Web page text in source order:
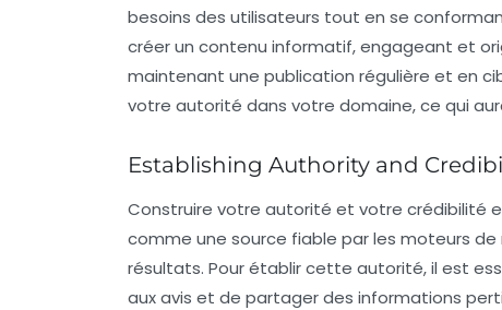
besoins des utilisateurs tout en se
créer un contenu informatif, engageant et
maintenant une publication régulière et en
votre autorité dans votre domaine, ce qui
Establishing Authority and
Construire votre autorité et votre crédibilité
comme une source fiable par les moteurs
résultats. Pour établir cette autorité, il est
aux avis et de partager des informations